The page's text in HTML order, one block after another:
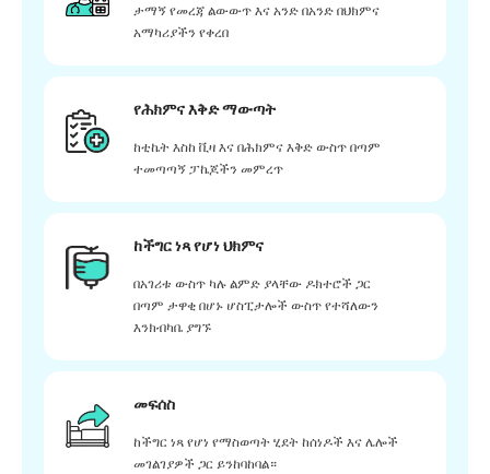
ታማኝ የመረጃ ልውውጥ እና አንድ በአንድ በህክምና
አማካሪያችን የቀረበ
የሕክምና እቅድ ማውጣት
ከቲኬት እስከ ቪዛ እና በሕክምና እቅድ ውስጥ በጣም
ተመጣጣኝ ፓኬጆችን መምረጥ
ከችግር ነጻ የሆነ ህክምና
በአገሪቱ ውስጥ ካሉ ልምድ ያላቸው ዶክተሮች ጋር
በጣም ታዋቂ በሆኑ ሆስፒታሎች ውስጥ የተሻለውን
እንክብካቤ ያግኙ
መፍሰስ
ከችግር ነጻ የሆነ የማስወጣት ሂደት ከሰነዶች እና ሌሎች
መገልገያዎች ጋር ይንከባከባል።